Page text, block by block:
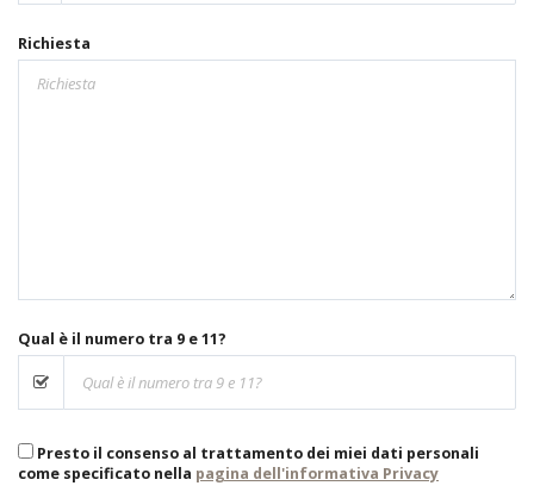
Richiesta
Qual è il numero tra 9 e 11?
Presto il consenso al trattamento dei miei dati personali
come specificato nella pagina dell'informativa Privacy